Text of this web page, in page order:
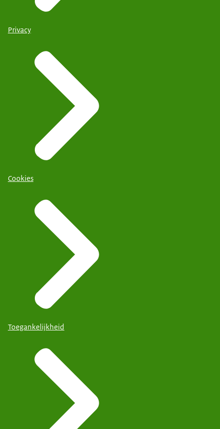
Privacy
Cookies
Toegankelijkheid